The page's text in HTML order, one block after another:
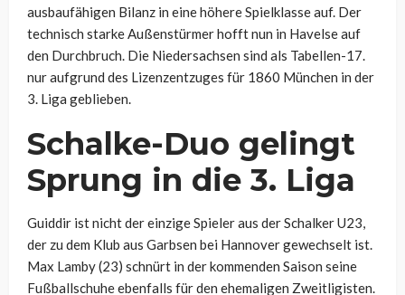
ausbaufähigen Bilanz in eine höhere Spielklasse auf. Der
technisch starke Außenstürmer hofft nun in Havelse auf
den Durchbruch. Die Niedersachsen sind als Tabellen-17.
nur aufgrund des Lizenzentzuges für 1860 München in der
3. Liga geblieben.
Schalke-Duo gelingt
Sprung in die 3. Liga
Guiddir ist nicht der einzige Spieler aus der Schalker U23,
der zu dem Klub aus Garbsen bei Hannover gewechselt ist.
Max Lamby (23) schnürt in der kommenden Saison seine
Fußballschuhe ebenfalls für den ehemaligen Zweitligisten.